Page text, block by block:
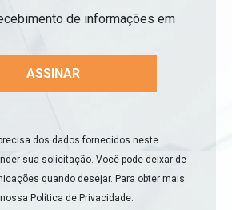
de informações em
dos dados fornecidos neste
sua solicitação. Você pode deixar de
quando desejar. Para obter mais
Política de Privacidade.